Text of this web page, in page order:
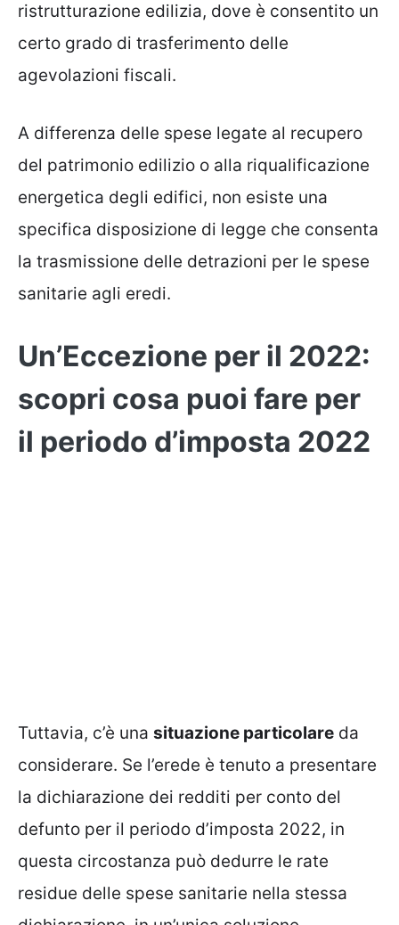
ristrutturazione edilizia, dove è consentito un
certo grado di trasferimento delle
agevolazioni fiscali.
A differenza delle spese legate al recupero
del patrimonio edilizio o alla riqualificazione
energetica degli edifici, non esiste una
specifica disposizione di legge che consenta
la trasmissione delle detrazioni per le spese
sanitarie agli eredi.
Un’Eccezione per il 2022:
scopri cosa puoi fare per
il periodo d’imposta 2022
Tuttavia, c’è una situazione particolare da
considerare. Se l’erede è tenuto a presentare
la dichiarazione dei redditi per conto del
defunto per il periodo d’imposta 2022, in
questa circostanza può dedurre le rate
residue delle spese sanitarie nella stessa